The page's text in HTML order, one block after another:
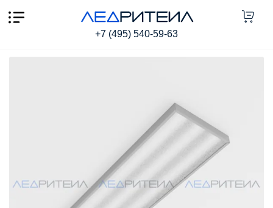
+7 (495) 540-59-63
Светильник Армстронг SR AR ECO LONG 80W 7500Lm
IP40 6000К 1195x295x40mm Колотый лед